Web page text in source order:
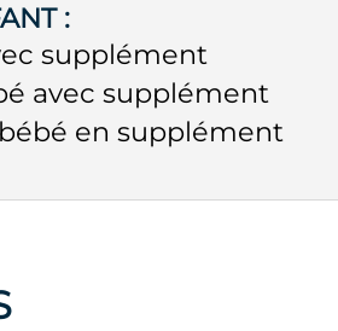
:
supplément
avec supplément
en supplément